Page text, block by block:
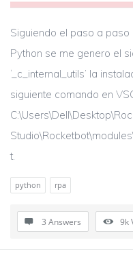
Siguiendo el paso a
Python se me genero el
‘_c_internal_utils’ la
siguiente comando en
t.
python rpa
3 Answers 9k